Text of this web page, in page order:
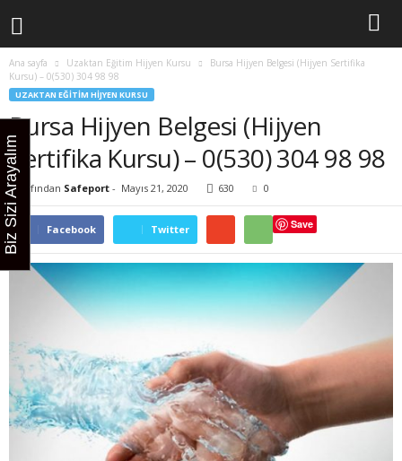
Ana sayfa Uzaktan Eğitim Hijyen Kursu
Bursa Hijyen Belgesi (Hijyen Sertifika
Kursu) – 0(530) 304 98 98
UZAKTAN EĞITIM HIJYEN KURSU
Bursa Hijyen Belgesi (Hijyen
Sertifika Kursu) – 0(530) 304 98 98
Tarafından Safeport - Mayıs 21, 2020 630 0
Facebook Twitter Save
Biz Sizi Arayalım